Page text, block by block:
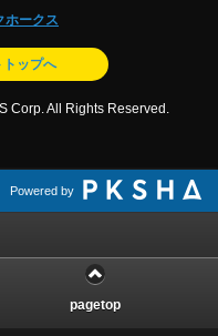
トップへ
Corp. All Rights Reserved.
Powered by
pagetop